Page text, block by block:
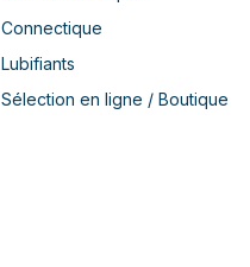
Connectique
Lubifiants
Sélection en ligne / Boutique